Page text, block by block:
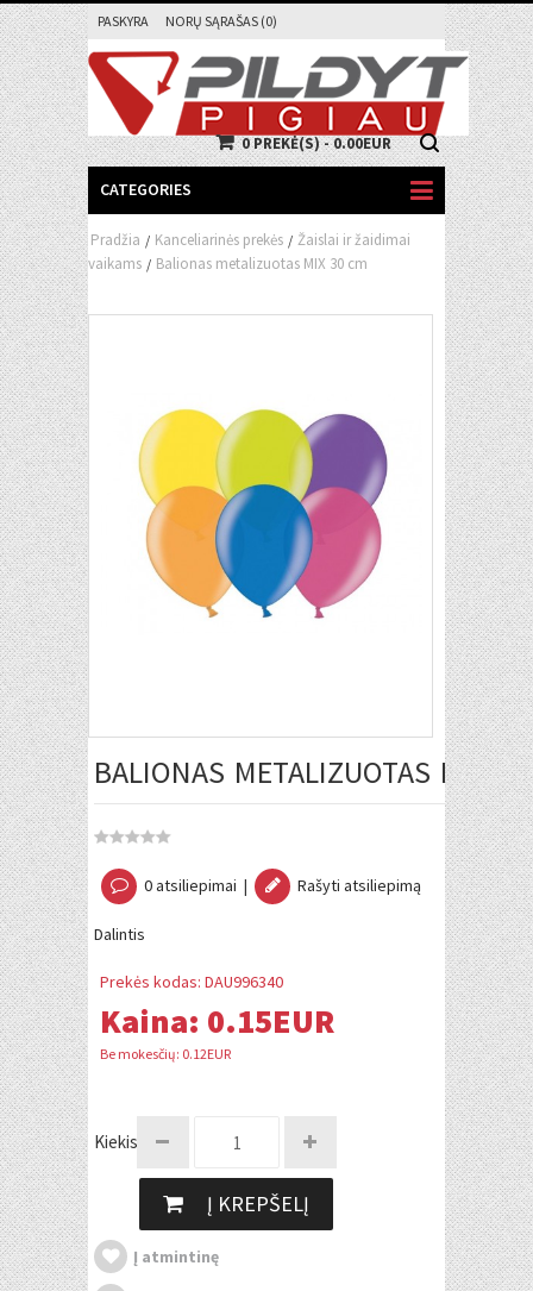
PASKYRA NORŲ SĄRAŠAS (0)
0 PREKĖ(S) - 0.00EUR
CATEGORIES
Pradžia / Kanceliarinės prekės / Žaislai ir žaidimai
vaikams / Balionas metalizuotas MIX 30 cm
BALIONAS METALIZUOTAS MIX
0 atsiliepimai | Rašyti atsiliepimą
Dalintis
Prekės kodas: DAU996340
Kaina: 0.15EUR
Be mokesčių: 0.12EUR
Kiekis:
Į KREPŠELĮ
Į atmintinę